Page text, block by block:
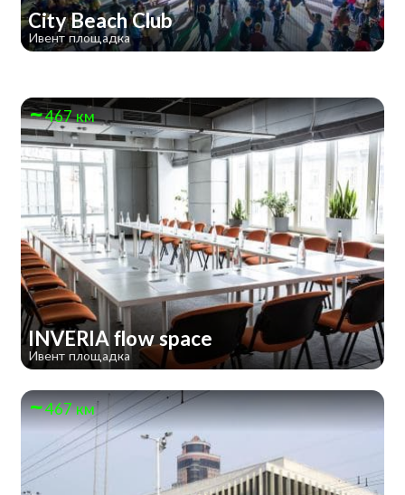
City Beach Club
Ивент площадка
467 км
INVERIA flow space
Ивент площадка
467 км